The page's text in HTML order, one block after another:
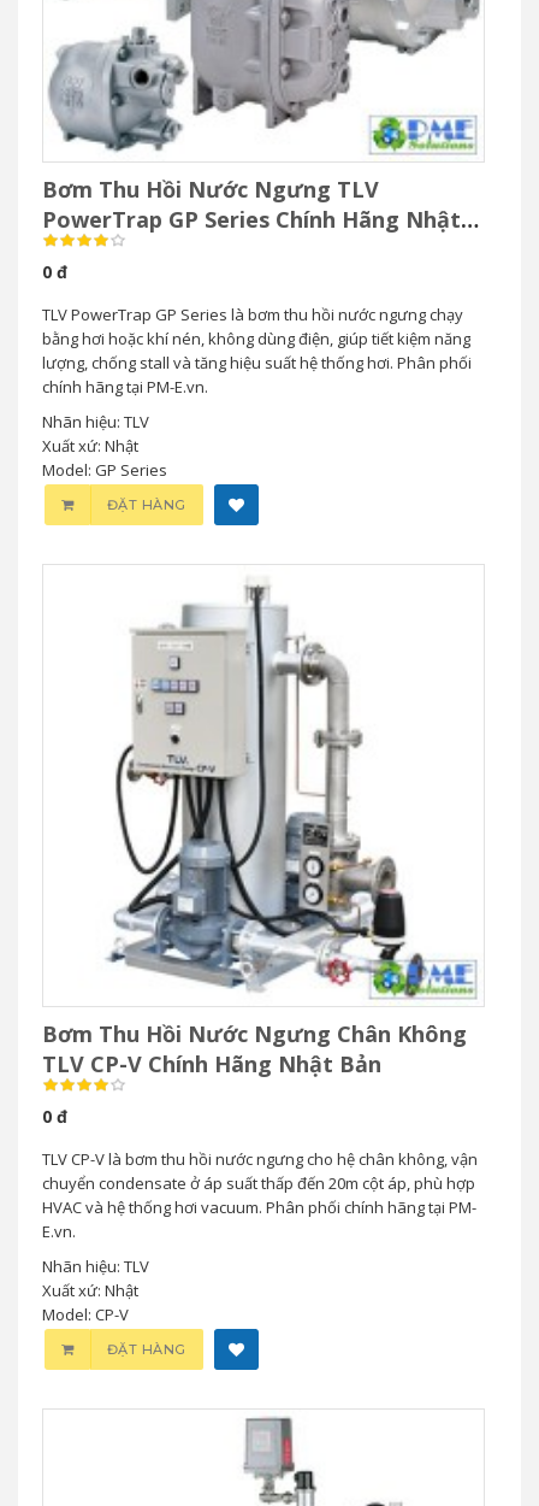
Bơm Thu Hồi Nước Ngưng TLV
PowerTrap GP Series Chính Hãng Nhật
Bản
0 đ
TLV PowerTrap GP Series là bơm thu hồi nước ngưng chạy
bằng hơi hoặc khí nén, không dùng điện, giúp tiết kiệm năng
lượng, chống stall và tăng hiệu suất hệ thống hơi. Phân phối
chính hãng tại PM-E.vn.
Nhãn hiệu: TLV
Xuất xứ: Nhật
Model: GP Series
ĐẶT HÀNG
Bơm Thu Hồi Nước Ngưng Chân Không
TLV CP-V Chính Hãng Nhật Bản
0 đ
TLV CP-V là bơm thu hồi nước ngưng cho hệ chân không, vận
chuyển condensate ở áp suất thấp đến 20m cột áp, phù hợp
HVAC và hệ thống hơi vacuum. Phân phối chính hãng tại PM-
E.vn.
Nhãn hiệu: TLV
Xuất xứ: Nhật
Model: CP-V
ĐẶT HÀNG